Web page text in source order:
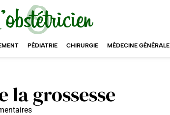
PÉDIATRIE CHIRURGIE MÉDECINE GÉNÉRALE
grossesse